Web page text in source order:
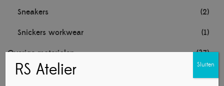
Sneakers (2)
Snickers workwear (1)
Overige materialen (37)
Knipex handgereedschap
RS Atelier Sluiten